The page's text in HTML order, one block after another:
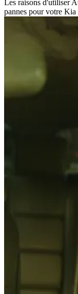
Les raisons d'utiliser
pannes pour votre